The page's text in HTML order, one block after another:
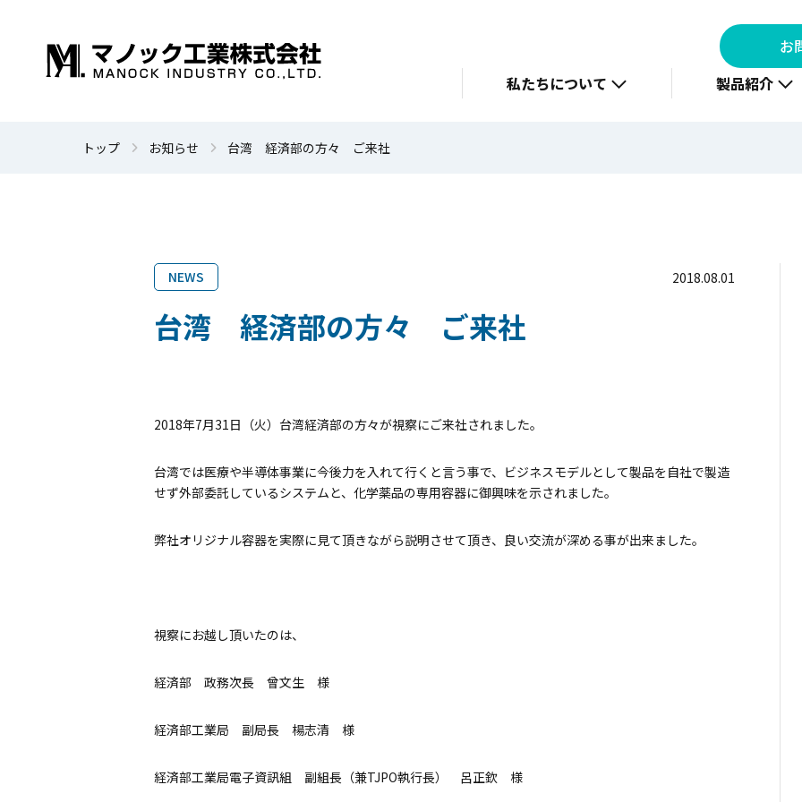
お
私たちについて
製品紹介
トップ お知らせ 台湾 経済部の方々 ご来社
NEWS 2018.08.01
台湾 経済部の方々 ご来社
2018年7月31日（火）台湾経済部の方々が視察にご来社されました。
台湾では医療や半導体事業に今後力を入れて行くと言う事で、ビジネスモデルとして製品を自社で製造
せず外部委託しているシステムと、化学薬品の専用容器に御興味を示されました。
弊社オリジナル容器を実際に見て頂きながら説明させて頂き、良い交流が深める事が出来ました。
視察にお越し頂いたのは、
経済部 政務次長 曾文生 様
経済部工業局 副局長 楊志清 様
経済部工業局電子資訊組 副組長（兼TJPO執行長） 呂正欽 様